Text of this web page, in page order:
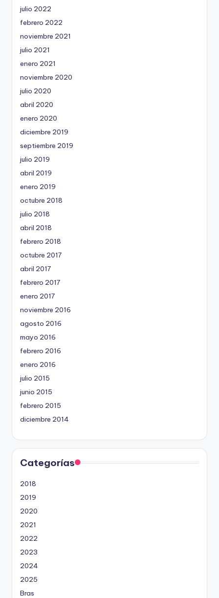
julio 2022
febrero 2022
noviembre 2021
julio 2021
enero 2021
noviembre 2020
julio 2020
abril 2020
enero 2020
diciembre 2019
septiembre 2019
julio 2019
abril 2019
enero 2019
octubre 2018
julio 2018
abril 2018
febrero 2018
octubre 2017
abril 2017
febrero 2017
enero 2017
noviembre 2016
agosto 2016
mayo 2016
febrero 2016
enero 2016
julio 2015
junio 2015
febrero 2015
diciembre 2014
Categorías
2018
2019
2020
2021
2022
2023
2024
2025
Bras